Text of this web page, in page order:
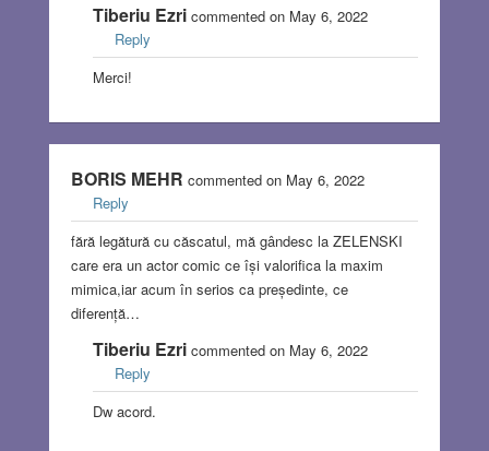
Tiberiu Ezricommented on May 6, 2022
Reply
Merci!
BORIS MEHR commented on May 6, 2022
Reply
fără legătură cu căscatul, mă gândesc la ZELENSKI
care era un actor comic ce își valorifica la maxim
mimica,iar acum în serios ca președinte, ce
diferență…
Tiberiu Ezricommented on May 6, 2022
Reply
Dw acord.